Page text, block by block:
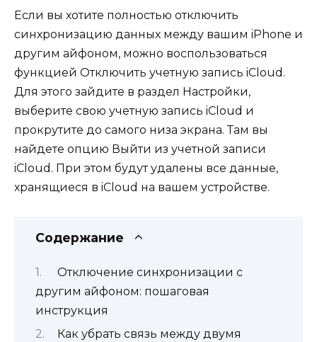
Если вы хотите полностью отключить
синхронизацию данных между вашим iPhone и
другим айфоном, можно воспользоваться
функцией Отключить учетную запись iCloud.
Для этого зайдите в раздел Настройки,
выберите свою учетную запись iCloud и
прокрутите до самого низа экрана. Там вы
найдете опцию Выйти из учетной записи
iCloud. При этом будут удалены все данные,
хранящиеся в iCloud на вашем устройстве.
Содержание
Отключение синхронизации с
другим айфоном: пошаговая
инструкция
Как убрать связь между двумя